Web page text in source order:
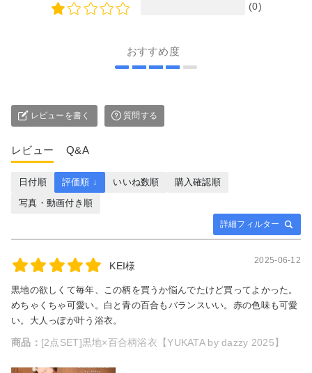
(0)
おすすめ度
レビューを書く 質問する
レビュー Q&A
詳細フィルター
日付順 評価順 ↓ いいね数順
購入確認順
写真・動画付き順
KEI様 2025-06-12
黒地の欲しくて毎年、この柄を買うか悩んでたけど買ってよかった。
めちゃくちゃ可愛い。白と青の百合もバランスいい。赤の色味も可愛
い。大人っぽが叶う浴衣。
商品： [2点SET]黒地×百合柄浴衣【YUKATA by dazzy 2025】